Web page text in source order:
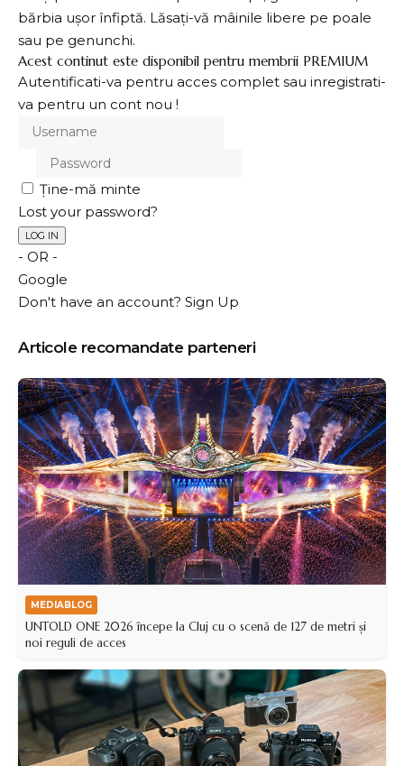
bărbia ușor înfiptă. Lăsați-vă mâinile libere pe poale
sau pe genunchi.
Acest continut este disponibil pentru membrii PREMIUM
Autentificati-va pentru acces complet sau inregistrati-
va pentru un cont nou !
Ține-mă minte
Lost your password?
- OR -
Google
Don't have an account? Sign Up
Articole recomandate parteneri
MEDIABLOG
UNTOLD ONE 2026 începe la Cluj cu o scenă de 127 de metri și
noi reguli de acces